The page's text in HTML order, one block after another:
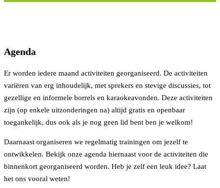
Agenda
Er worden iedere maand activiteiten georganiseerd. De activiteiten
variëren van erg inhoudelijk, met sprekers en stevige discussies, tot
gezellige en informele borrels en karaokeavonden. Deze activiteiten
zijn (op enkele uitzonderingen na) altijd gratis en openbaar
toegankelijk, dus ook als je nog geen lid bent ben je welkom!
Daarnaast organiseren we regelmatig trainingen om jezelf te
ontwikkelen. Bekijk onze agenda hiernaast voor de activiteiten die
binnenkort georganiseerd worden. Heb je zelf een leuk idee? Laat
het ons vooral weten!